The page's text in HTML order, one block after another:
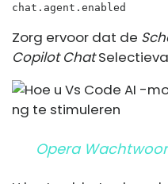
chat.agent.enabled
Zorg ervoor dat de
Copilot Chat
Opera